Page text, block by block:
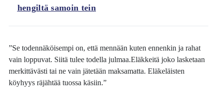
hengiltä samoin tein
”Se todennäköisempi on, että mennään kuten ennenkin ja rahat
vain loppuvat. Siitä tulee todella julmaa.Eläkkeitä joko lasketaan
merkittävästi tai ne vain jätetään maksamatta. Eläkeläisten
köyhyys räjähtää tuossa käsiin.”